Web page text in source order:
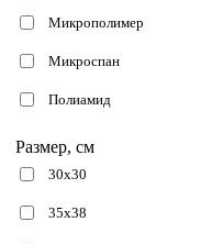
Микрополимер
Микроспан
Полиамид
Размер, см
30х30
35х38